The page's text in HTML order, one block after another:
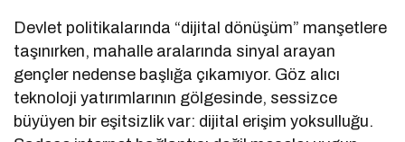
Devlet politikalarında “dijital dönüşüm” manşetlere
taşınırken, mahalle aralarında sinyal arayan
gençler nedense başlığa çıkamıyor. Göz alıcı
teknoloji yatırımlarının gölgesinde, sessizce
büyüyen bir eşitsizlik var: dijital erişim yoksulluğu.